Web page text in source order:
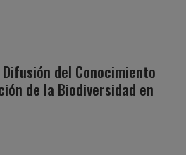
del Conocimiento
de la Biodiversidad en